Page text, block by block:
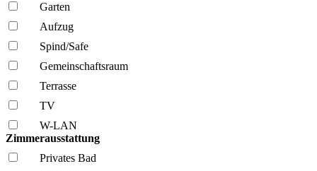
Garten
Aufzug
Spind/Safe
Gemeinschafts­raum
Terrasse
TV
W-LAN
Zimmerausstattung
Privates Bad